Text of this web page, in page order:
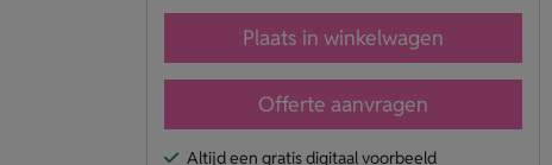
Plaats in winkelwagen
Offerte aanvragen
Altijd een gratis digitaal voorbeeld